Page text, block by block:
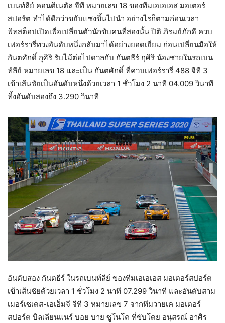
เบนท์ลีย์ คอนติเนตัล จีที หมายเลข 18 ของทีมเอเอเอส มอเตอร์
สปอร์ต ทำได้ดีกว่าขยับแซงขึ้นไปนำ อย่างไรก็ตามก่อนเวลา
พิทสต็อปเปิดเพื่อเปลี่ยนตัวนักขับคนที่สองนั้น ปิติ ภิรมย์ภักดี ควบ
เฟอร์รารี่ทวงอันดับหนึ่งกลับมาได้อย่างยอดเยี่ยม ก่อนเปลี่ยนมือให้
กันตศักดิ์ กุศิริ รับไม้ต่อไปดวลกับ กันตธีร์ กุศิริ น้องชายในรถเบน
ท์ลีย์ หมายเลข 18 และเป็น กันตศักดิ์ ที่ควบเฟอร์รารี่ 488 จีที 3
เข้าเส้นชัยเป็นอันดับหนึ่งด้วยเวลา 1 ชั่วโมง 2 นาที 04.009 วินาที
ทิ้งอันดับสองถึง 3.290 วินาที
อันดับสอง กันตธีร์ ในรถเบนท์ลีย์ ของทีมเอเอเอส มอเตอร์สปอร์ต
เข้าเส้นชัยด้วยเวลา 1 ชั่วโมง 2 นาที 07.299 วินาที และอันดับสาม
เมอร์เซเดส-เอเอ็มจี จีที 3 หมายเลข 7 จากทีมวายเค มอเตอร์
สปอร์ต บิลเลียนแนร์ บอย บาย ซูโนโค ที่ขับโดย อนุสรณ์ อาศิร